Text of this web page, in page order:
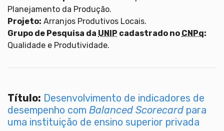
Planejamento da Produção.
Projeto: Arranjos Produtivos Locais.
Grupo de Pesquisa da UNIP cadastrado no CNPq:
Qualidade e Produtividade.
Título: Desenvolvimento de indicadores de
desempenho com Balanced Scorecard para
uma instituição de ensino superior privada